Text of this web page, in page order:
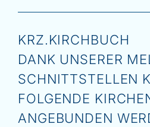
KRZ.KIRCHBUCH
DANK UNSERER
SCHNITTSTELLEN
FOLGENDE
ANGEBUNDEN